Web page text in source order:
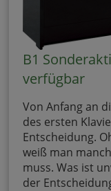
B1
verfügbar
Von Anfang an
des ersten
Entscheidung.
weiß man
muss. Was ist
der